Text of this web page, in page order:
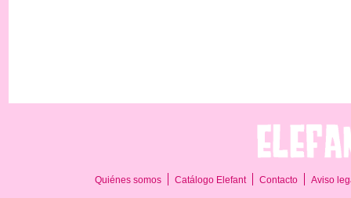
Quiénes somos Catálogo Elefant Contacto Aviso